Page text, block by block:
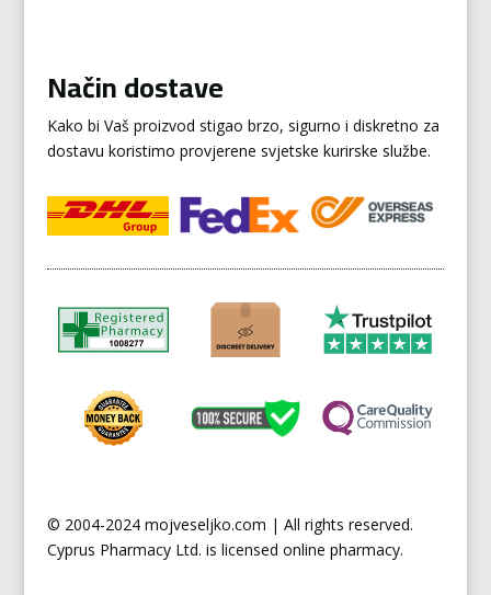
Način dostave
Kako bi Vaš proizvod stigao brzo, sigurno i diskretno za
dostavu koristimo provjerene svjetske kurirske službe.
© 2004-2024 mojveseljko.com | All rights reserved.
Cyprus Pharmacy Ltd. is licensed online pharmacy.